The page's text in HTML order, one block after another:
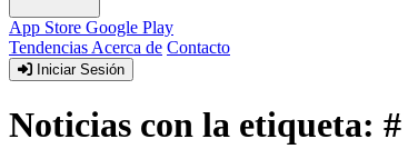
App Store Google Play
Tendencias Acerca de Contacto
Iniciar Sesión
Noticias con la etiqueta: #